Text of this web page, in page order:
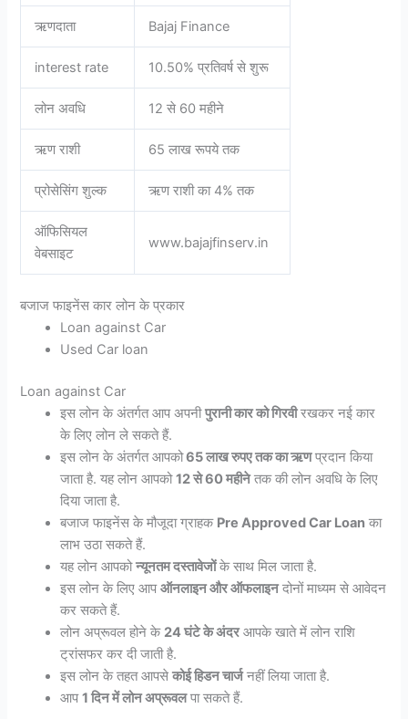
ऋणदाता Bajaj Finance
interest rate 10.50% प्रतिवर्ष से शुरू
लोन अवधि 12 से 60 महीने
ऋण राशी 65 लाख रूपये तक
प्रोसेसिंग शुल्क ऋण राशी का 4% तक
ऑफिसियल
वेबसाइट
www.bajajfinserv.in
बजाज फाइनेंस कार लोन के प्रकार
Loan against Car
Used Car loan
Loan against Car
इस लोन के अंतर्गत आप अपनीपुरानी कार को गिरवीरखकर नई कार
के लिए लोन ले सकते हैं.
इस लोन के अंतर्गत आपको65 लाख रुपए तक का ऋणप्रदान किया
जाता है. यह लोन आपको12 से 60 महीनेतक की लोन अवधि के लिए
दिया जाता है.
बजाज फाइनेंस के मौजूदा ग्राहक Pre Approved Car Loan का
लाभ उठा सकते हैं.
यह लोन आपकोन्यूनतम दस्तावेजोंके साथ मिल जाता है.
इस लोन के लिए आपऑनलाइन और ऑफलाइनदोनों माध्यम से आवेदन
कर सकते हैं.
लोन अप्रूवल होने के 24 घंटे के अंदरआपके खाते में लोन राशि
ट्रांसफर कर दी जाती है.
इस लोन के तहत आपसेकोई हिडन चार्जनहीं लिया जाता है.
आप1 दिन में लोन अप्रूवलपा सकते हैं.